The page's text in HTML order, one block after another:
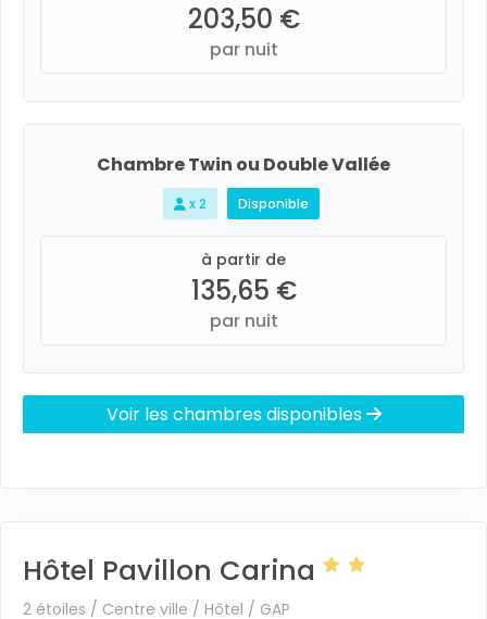
203,50 €
par nuit
Chambre Twin ou Double Vallée
x 2 Disponible
à partir de
135,65 €
par nuit
Voir les chambres disponibles
Hôtel Pavillon Carina
2 étoiles / Centre ville / Hôtel / GAP